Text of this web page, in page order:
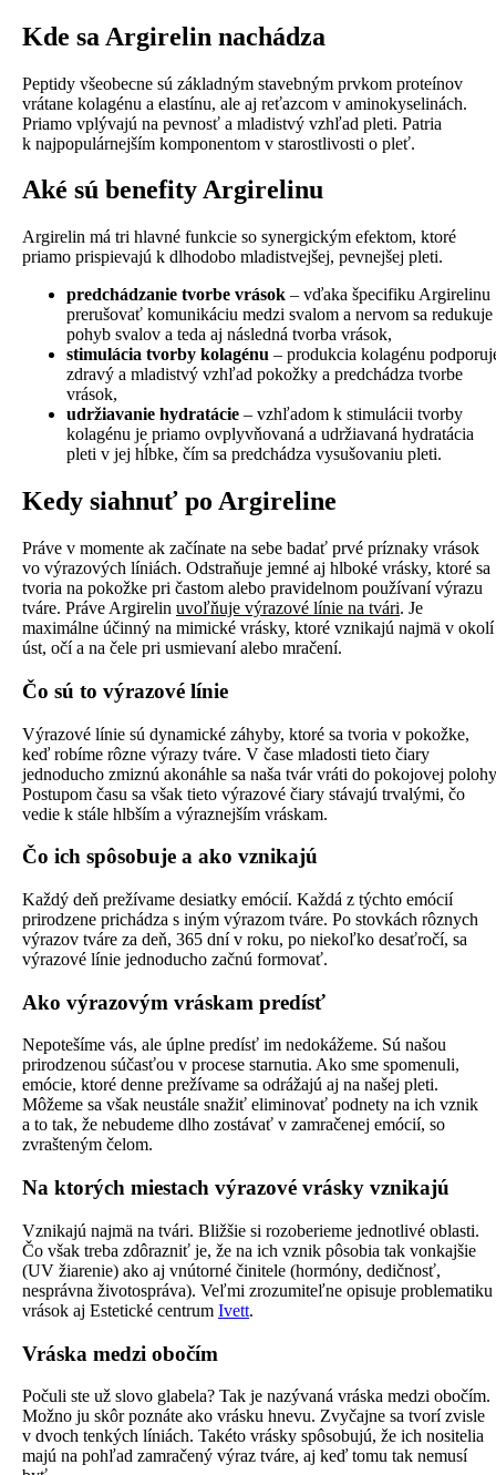
Kde sa Argirelin nachádza
Peptidy všeobecne sú základným stavebným prvkom proteínov
vrátane kolagénu a elastínu, ale aj reťazcom v aminokyselinách.
Priamo vplývajú na pevnosť a mladistvý vzhľad pleti. Patria
k najpopulárnejším komponentom v starostlivosti o pleť.
Aké sú benefity Argirelinu
Argirelin má tri hlavné funkcie so synergickým efektom, ktoré
priamo prispievajú k dlhodobo mladistvejšej, pevnejšej pleti.
predchádzanie tvorbe vrások – vďaka špecifiku Argirelinu
prerušovať komunikáciu medzi svalom a nervom sa redukuje
pohyb svalov a teda aj následná tvorba vrások,
stimulácia tvorby kolagénu – produkcia kolagénu
zdravý a mladistvý vzhľad pokožky a predchádza tvorbe
vrások,
udržiavanie hydratácie – vzhľadom k stimulácii tvorby
kolagénu je priamo ovplyvňovaná a udržiavaná hydratácia
pleti v jej hĺbke, čím sa predchádza vysušovaniu pleti.
Kedy siahnuť po Argireline
Práve v momente ak začínate na sebe badať prvé príznaky vrások
vo výrazových líniách. Odstraňuje jemné aj hlboké vrásky, ktoré sa
tvoria na pokožke pri častom alebo pravidelnom používaní výrazu
tváre. Práve Argirelin uvoľňuje výrazové línie na tvári. Je
maximálne účinný na mimické vrásky, ktoré vznikajú najmä v okolí
úst, očí a na čele pri usmievaní alebo mračení.
Čo sú to výrazové línie
Výrazové línie sú dynamické záhyby, ktoré sa tvoria v pokožke,
keď robíme rôzne výrazy tváre. V čase mladosti tieto čiary
jednoducho zmiznú akonáhle sa naša tvár vráti do pokojovej
Postupom času sa však tieto výrazové čiary stávajú trvalými, čo
vedie k stále hlbším a výraznejším vráskam.
Čo ich spôsobuje a ako vznikajú
Každý deň prežívame desiatky emócií. Každá z týchto emócií
prirodzene prichádza s iným výrazom tváre. Po stovkách rôznych
výrazov tváre za deň, 365 dní v roku, po niekoľko desaťročí, sa
výrazové línie jednoducho začnú formovať.
Ako výrazovým vráskam predísť
Nepotešíme vás, ale úplne predísť im nedokážeme. Sú našou
prirodzenou súčasťou v procese starnutia. Ako sme spomenuli,
emócie, ktoré denne prežívame sa odrážajú aj na našej pleti.
Môžeme sa však neustále snažiť eliminovať podnety na ich vznik
a to tak, že nebudeme dlho zostávať v zamračenej emócií, so
zvrašteným čelom.
Na ktorých miestach výrazové vrásky vznikajú
Vznikajú najmä na tvári. Bližšie si rozoberieme jednotlivé oblasti.
Čo však treba zdôrazniť je, že na ich vznik pôsobia tak vonkajšie
(UV žiarenie) ako aj vnútorné činitele (hormóny, dedičnosť,
nesprávna životospráva). Veľmi zrozumiteľne opisuje problematiku
vrások aj Estetické centrum Ivett.
Vráska medzi obočím
Počuli ste už slovo glabela? Tak je nazývaná vráska medzi obočím.
Možno ju skôr poznáte ako vrásku hnevu. Zvyčajne sa tvorí zvisle
v dvoch tenkých líniách. Takéto vrásky spôsobujú, že ich nositelia
majú na pohľad zamračený výraz tváre, aj keď tomu tak nemusí